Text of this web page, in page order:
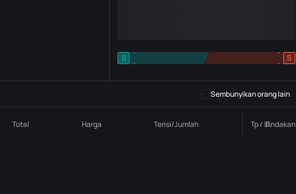
B
-
-
S
-
-
Sembunyikan orang lain
Total Harga Terisi/Jumlah Tp / sl.Tindakan